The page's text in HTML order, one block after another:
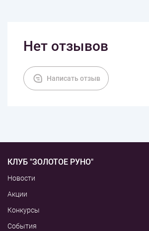
Нет отзывов
Написать отзыв
КЛУБ "ЗОЛОТОЕ РУНО"
Новости
Акции
Конкурсы
События